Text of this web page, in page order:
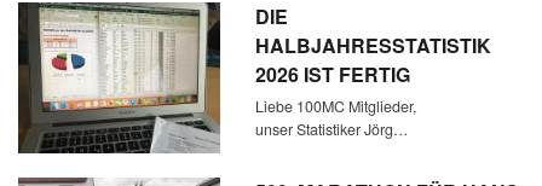
DIE
HALBJAHRESSTATISTIK
2026 IST FERTIG
Liebe 100MC Mitglieder,
unser Statistiker Jörg…